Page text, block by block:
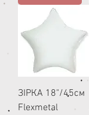
ЗІРКА 18"/45см
Flexmetal